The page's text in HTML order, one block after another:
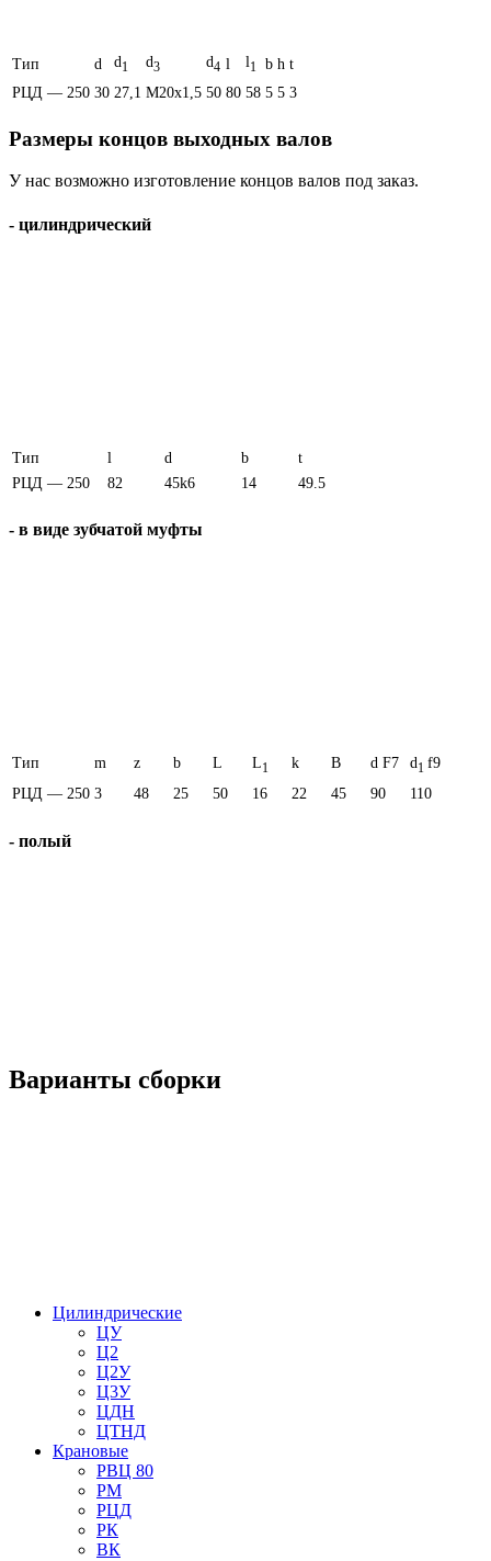
Тип d d 1 d3 d4 l l 1 b h t
РЦД — 250 30 27,1 M20x1,5 50 80 58 5 5 3
Размеры концов выходных валов
У нас возможно изготовление концов валов под заказ.
- цилиндрический
Тип l d b
t
РЦД — 250
82 45k6 14 49.5
- в виде зубчатой муфты
Тип m z b L L1 k В d F7 d1 f9
РЦД — 250 3 48 25 50 16 22 45 90 110
- полый
Варианты сборки
Цилиндрические
ЦУ
Ц2
Ц2У
Ц3У
ЦДН
ЦТНД
Крановые
РВЦ 80
РМ
РЦД
РК
ВК